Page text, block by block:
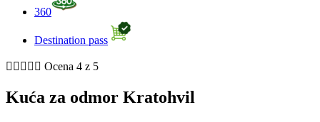
360
Destination pass
     Ocena 4 z 5
Kuća za odmor Kratohvil